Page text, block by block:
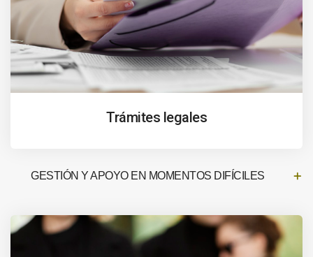
Trámites legales
GESTIÓN Y APOYO EN MOMENTOS DIFÍCILES